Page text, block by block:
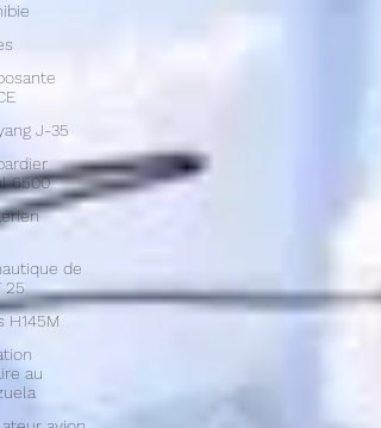
J-35
6500
de
25
H145M
au